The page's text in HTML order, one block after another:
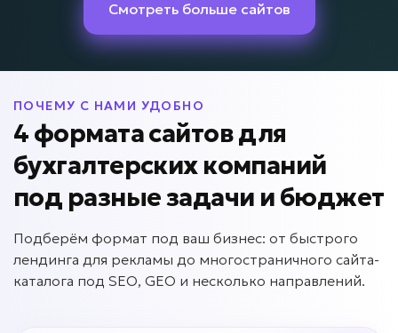
Смотреть больше сайтов
ПОЧЕМУ С НАМИ УДОБНО
4 формата сайтов для
бухгалтерских компаний
под разные задачи и бюджет
Подберём формат под ваш бизнес: от быстрого
лендинга для рекламы до многостраничного сайта-
каталога под SEO, GEO и несколько направлений.